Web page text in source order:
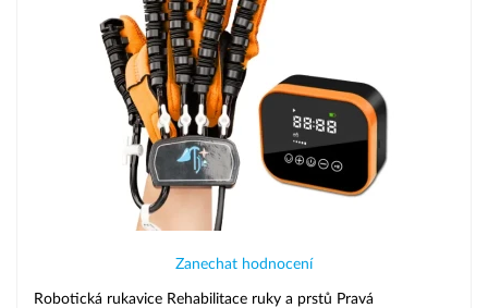
Zanechat hodnocení
Robotická rukavice Rehabilitace ruky a prstů Pravá